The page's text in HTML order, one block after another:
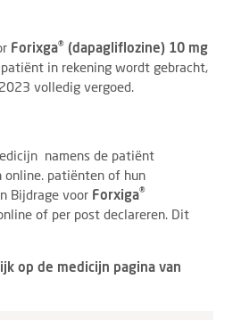
Forixga® (dapagliflozine) 10 mg
in rekening wordt gebracht,
volledig vergoed.
namens de patiënt
online. patiënten of hun
Bijdrage voor Forxiga®
of per post declareren. Dit
op de medicijn pagina van